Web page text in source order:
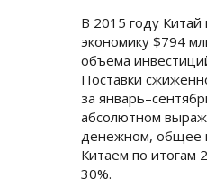
В 2015 году Китай
экономику $794
объема
Поставки
за
абсолютном
денежном, общее
Китаем по итогам
30%.